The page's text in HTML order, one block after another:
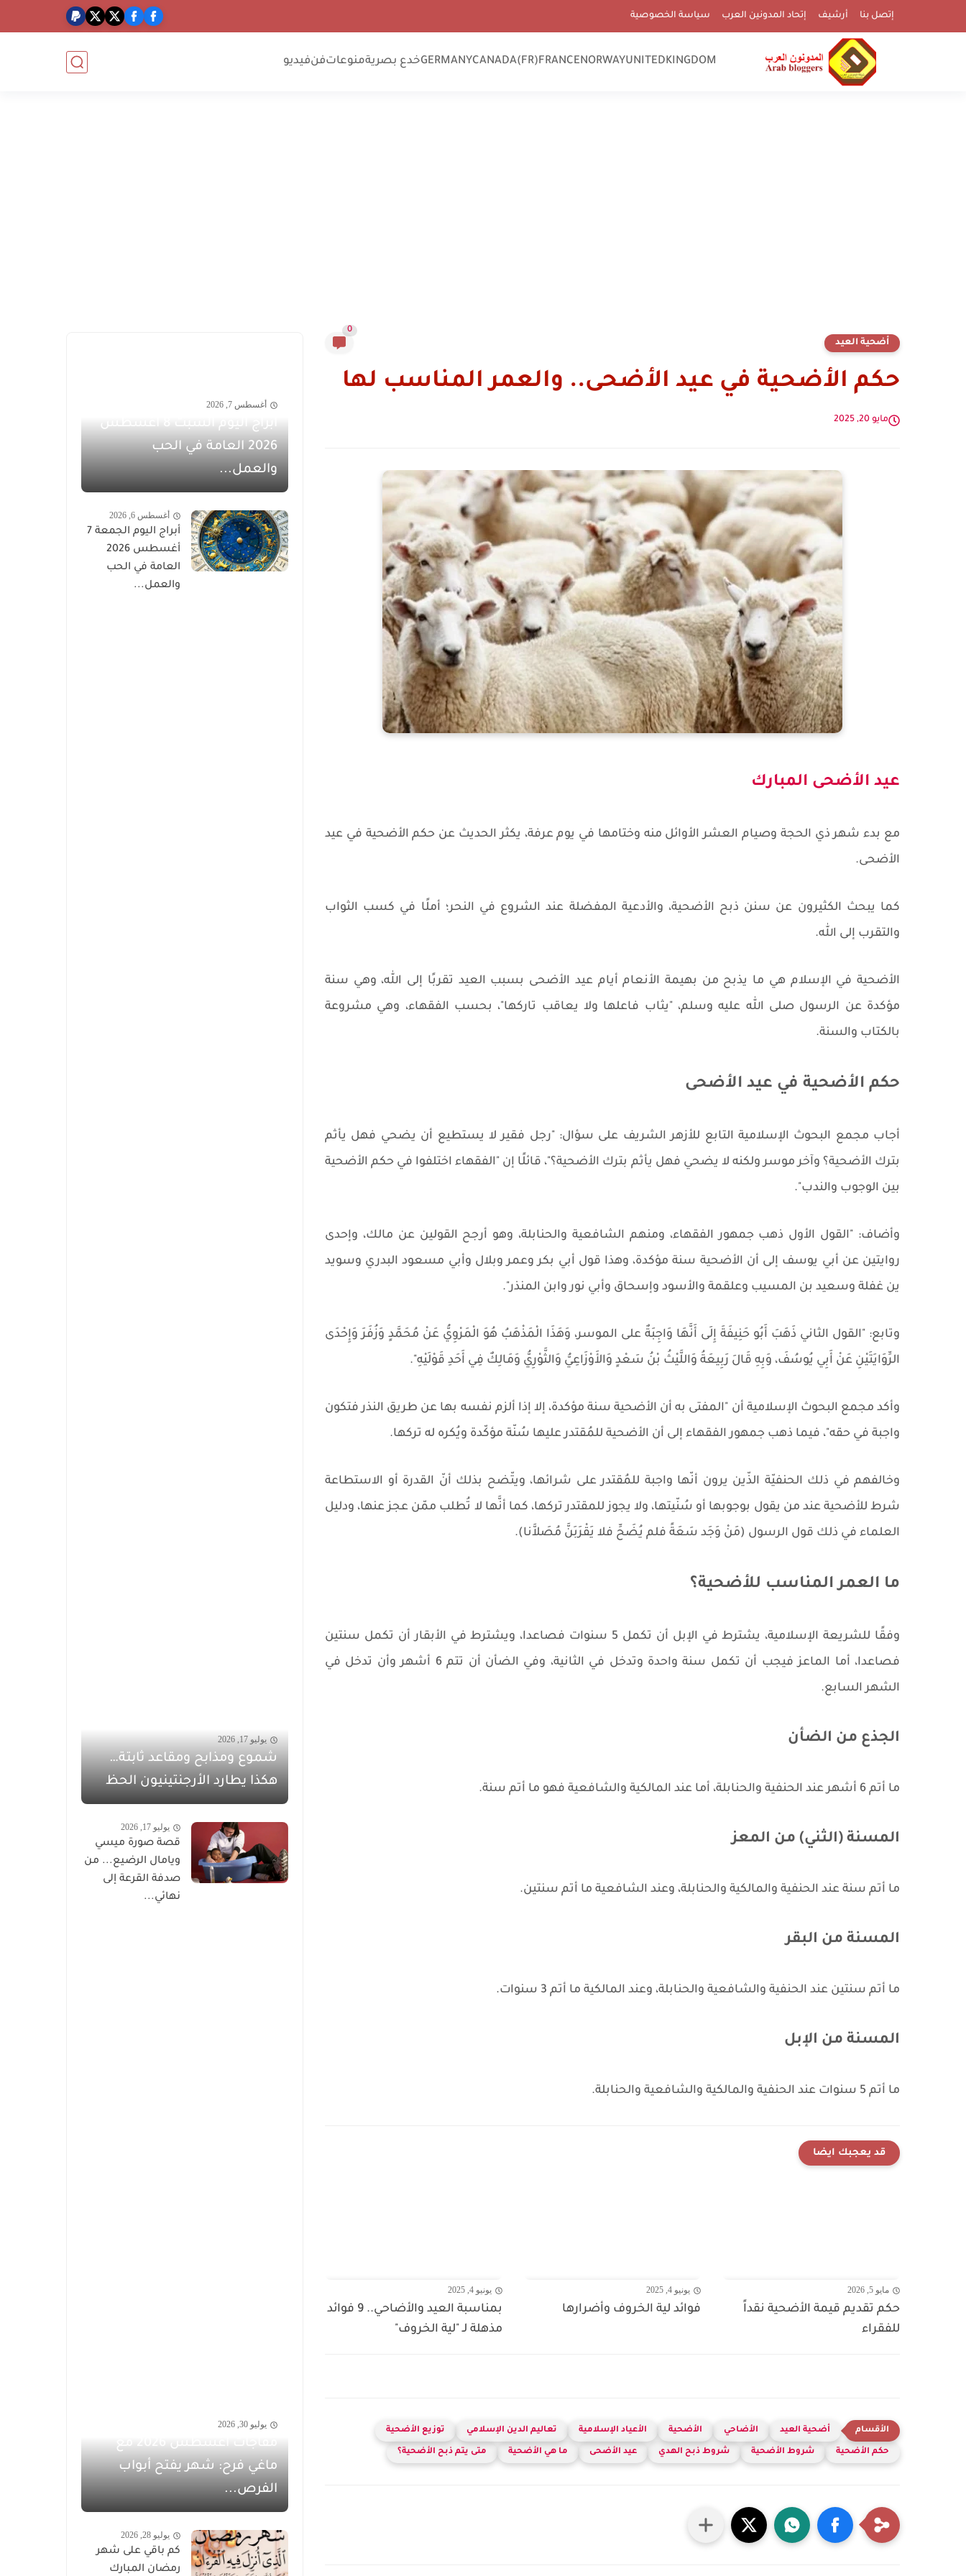
إتصل بنا أرشيف إتحاد المدونين العرب سياسة الخصوصية
UNITEDKINGDOM
NORWAY
FRANCE
CANADA(FR)
GERMANYخدع بصريةمنوعاتفنفيديو
أضحية العيد
0
حكم الأضحية في عيد الأضحى.. والعمر المناسب لها
مايو 20, 2025
عيد الأضحى المبارك
مع بدء شهر ذي الحجة وصيام العشر الأوائل منه وختامها في يوم عرفة، يكثر الحديث عن حكم الأضحية في عيد
الأضحى.
كما يبحث الكثيرون عن سنن ذبح الأضحية، والأدعية المفضلة عند الشروع في النحر؛ أملًا في كسب الثواب
والتقرب إلى الله.
الأضحية في الإسلام هي ما يذبح من بهيمة الأنعام أيام عيد الأضحى بسبب العيد تقربًا إلى الله، وهي سنة
مؤكدة عن الرسول صلى الله عليه وسلم، "يثاب فاعلها ولا يعاقب تاركها"، بحسب الفقهاء، وهي مشروعة
بالكتاب والسنة.
حكم الأضحية في عيد الأضحى
أجاب مجمع البحوث الإسلامية التابع للأزهر الشريف على سؤال: "رجل فقير لا يستطيع أن يضحي فهل يأثم
بترك الأضحية؟ وآخر موسر ولكنه لا يضحي فهل يأثم بترك الأضحية؟"، قائلًا إن "الفقهاء اختلفوا في حكم الأضحية
بين الوجوب والندب".
وأضاف: "القول الأول ذهب جمهور الفقهاء، ومنهم الشافعية والحنابلة، وهو أرجح القولين عن مالك، وإحدى
روايتين عن أبي يوسف إلى أن الأضحية سنة مؤكدة، وهذا قول أبي بكر وعمر وبلال وأبي مسعود البدري وسويد
ين غفلة وسعيد بن المسيب وعلقمة والأسود وإسحاق وأبي نور وابن المنذر".
وتابع: "القول الثاني ذَهَبَ أَبُو حَنِيفَةَ إِلَى أَنَّهَا وَاجِبَةٌ على الموسر، وَهَذَا الْمَذْهَبُ هُوَ الْمَرْوِيُّ عَنْ مُحَمَّدٍ وَزُفَرَ وَإِحْدَى
الرِّوَايَتَيْنِ عَنْ أَبِي يُوسُفَ، وَبِهِ قَالَ رَبِيعَةُ وَاللَّيْثُ بْنُ سَعْدٍ وَالأَوْزَاعِيُّ وَالثَّوْرِيُّ وَمَالِكٌ فِي أَحَدِ قَوْلَيْهِ".
وأكد مجمع البحوث الإسلامية أن "المفتى به أن الأضحية سنة مؤكدة، إلا إذا ألزم نفسه بها عن طريق النذر فتكون
واجبة في حقه"، فيما ذهب جمهور الفقهاء إلى أن الأضحية للمُقتدر عليها سُنّة مؤكّدة ويُكره له تركها.
وخالفهم في ذلك الحنفيّة الذّين يرون أنّها واجبة للمُقتدر على شرائها، ويتّضح بذلك أنّ القدرة أو الاستطاعة
شرط للأضحية عند من يقول بوجوبها أو سُنّيتها، ولا يجوز للمقتدر تركها، كما أنَّها لا تُطلب ممّن عجز عنها، ودليل
العلماء في ذلك قول الرسول (مَنْ وَجَد سَعَةً فلم يُضَحِّ فلا يَقْرَبَنَّ مُصَلاَّنا).
ما العمر المناسب للأضحية؟
وفقًا للشريعة الإسلامية، يشترط في الإبل أن تكمل 5 سنوات فصاعدا، ويشترط في الأبقار أن تكمل سنتين
فصاعدا، أما الماعز فيجب أن تكمل سنة واحدة وتدخل في الثانية، وفي الضأن أن تتم 6 أشهر وأن تدخل في
الشهر السابع.
الجذع من الضأن
ما أتم 6 أشهر عند الحنفية والحنابلة، أما عند المالكية والشافعية فهو ما أتم سنة.
المسنة (الثني) من المعز
ما أتم سنة عند الحنفية والمالكية والحنابلة، وعند الشافعية ما أتم سنتين.
المسنة من البقر
ما أتم سنتين عند الحنفية والشافعية والحنابلة، وعند المالكية ما أتم 3 سنوات.
المسنة من الإبل
ما أتم 5 سنوات عند الحنفية والمالكية والشافعية والحنابلة.
قد يعجبك ايضا
مايو 5, 2026
حكم تقديم قيمة الأضحية نقداً
للفقراء
يونيو 4, 2025
فوائد لية الخروف وأضرارها
يونيو 4, 2025
بمناسبة العيد والأضاحي.. 9 فوائد
مذهلة لـ "لية الخروف"
أضحية العيد الأضاحي الأضحية الأعياد الإسلامية تعاليم الدين الإسلامي توزيع الأضحية
حكم الأضحية شروط الأضحية شروط ذبح الهدي عيد الأضحى ما هي الأضحية متى يتم ذبح الأضحية؟
أغسطس 7, 2026
أبراج اليوم السبت 8 أغسطس
2026 العامة في الحب
والعمل...
أغسطس 6, 2026
أبراج اليوم الجمعة 7
أغسطس 2026
العامة في الحب
والعمل...
يوليو 17, 2026
شموع ومذابح ومقاعد ثابتة…
هكذا يطارد الأرجنتينيون الحظ
يوليو 17, 2026
قصة صورة ميسي
ويامال الرضيع... من
صدفة القرعة إلى
نهائي...
يوليو 30, 2026
مفاجآت أغسطس 2026 مع
ماغي فرح: شهر يفتح أبواب
الفرص...
يوليو 28, 2026
كم باقي على شهر
رمضان المبارك